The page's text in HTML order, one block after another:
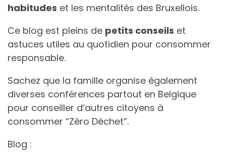
habitudes et les mentalités des Bruxellois.
Ce blog est pleins de petits conseils et
astuces utiles au quotidien pour consommer
responsable.
Sachez que la famille organise également
diverses conférences partout en Belgique
pour conseiller d’autres citoyens à
consommer “Zéro Déchet”.
Blog :